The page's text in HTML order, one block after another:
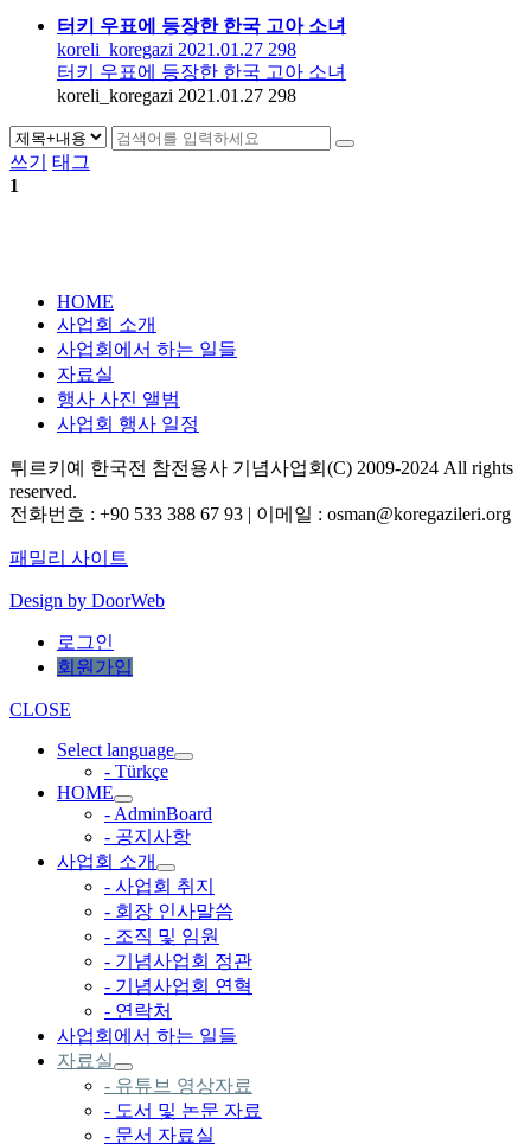
터키 우표에 등장한 한국 고아 소녀
koreli_koregazi 2021.01.27 298
터키 우표에 등장한 한국 고아 소녀
koreli_koregazi 2021.01.27 298
쓰기
태그
1
HOME
사업회 소개
사업회에서 하는 일들
자료실
행사 사진 앨범
사업회 행사 일정
튀르키예 한국전 참전용사 기념사업회(C) 2009-2024 All rights
reserved.
전화번호 : +90 533 388 67 93 | 이메일 : osman@koregazileri.org
패밀리 사이트
Design by DoorWeb
로그인
회원가입
CLOSE
Select language
- Türkçe
HOME
- AdminBoard
- 공지사항
사업회 소개
- 사업회 취지
- 회장 인사말씀
- 조직 및 임원
- 기념사업회 정관
- 기념사업회 연혁
- 연락처
사업회에서 하는 일들
자료실
- 유튜브 영상자료
- 도서 및 논문 자료
- 문서 자료실